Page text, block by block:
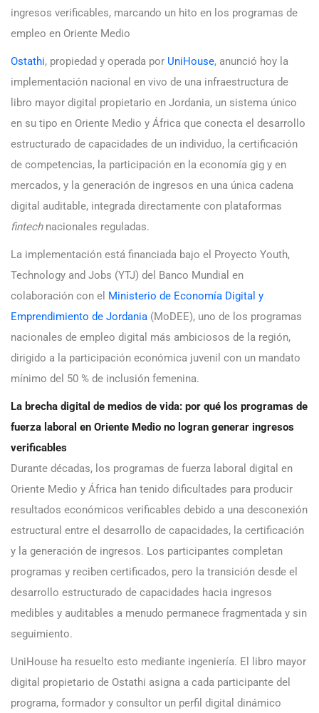
ingresos verificables, marcando un hito en los programas de
empleo en Oriente Medio
Ostathi, propiedad y operada por UniHouse, anunció hoy la
implementación nacional en vivo de una infraestructura de
libro mayor digital propietario en Jordania, un sistema único
en su tipo en Oriente Medio y África que conecta el desarrollo
estructurado de capacidades de un individuo, la certificación
de competencias, la participación en la economía gig y en
mercados, y la generación de ingresos en una única cadena
digital auditable, integrada directamente con plataformas
fintechnacionales reguladas.
La implementación está financiada bajo el Proyecto Youth,
Technology and Jobs (YTJ) del Banco Mundial en
colaboración con el Ministerio de Economía Digital y
Emprendimiento de Jordania (MoDEE), uno de los programas
nacionales de empleo digital más ambiciosos de la región,
dirigido a la participación económica juvenil con un mandato
mínimo del 50 % de inclusión femenina.
La brecha digital de medios de vida: por qué los programas de
fuerza laboral en Oriente Medio no logran generar ingresos
verificables
Durante décadas, los programas de fuerza laboral digital en
Oriente Medio y África han tenido dificultades para producir
resultados económicos verificables debido a una desconexión
estructural entre el desarrollo de capacidades, la certificación
y la generación de ingresos. Los participantes completan
programas y reciben certificados, pero la transición desde el
desarrollo estructurado de capacidades hacia ingresos
medibles y auditables a menudo permanece fragmentada y sin
seguimiento.
UniHouse ha resuelto esto mediante ingeniería. El libro mayor
digital propietario de Ostathi asigna a cada participante del
programa, formador y consultor un perfil digital dinámico